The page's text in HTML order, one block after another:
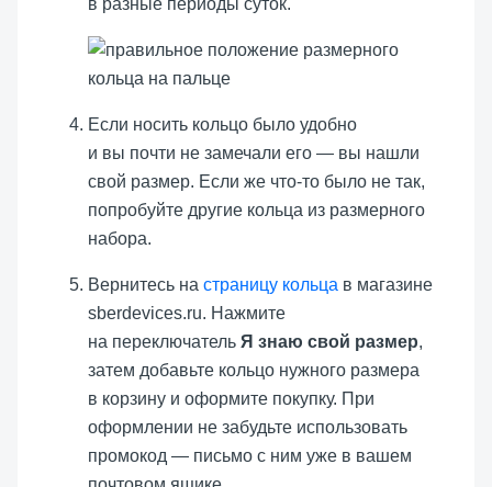
в разные периоды суток.
Если носить кольцо было удобно
и вы почти не замечали его — вы нашли
свой размер. Если же что-то было не так,
попробуйте другие кольца из размерного
набора.
Вернитесь на страницу кольца в магазине
sberdevices.ru. Нажмите
на переключатель Я знаю свой размер,
затем добавьте кольцо нужного размера
в корзину и оформите покупку. При
оформлении не забудьте использовать
промокод — письмо с ним уже в вашем